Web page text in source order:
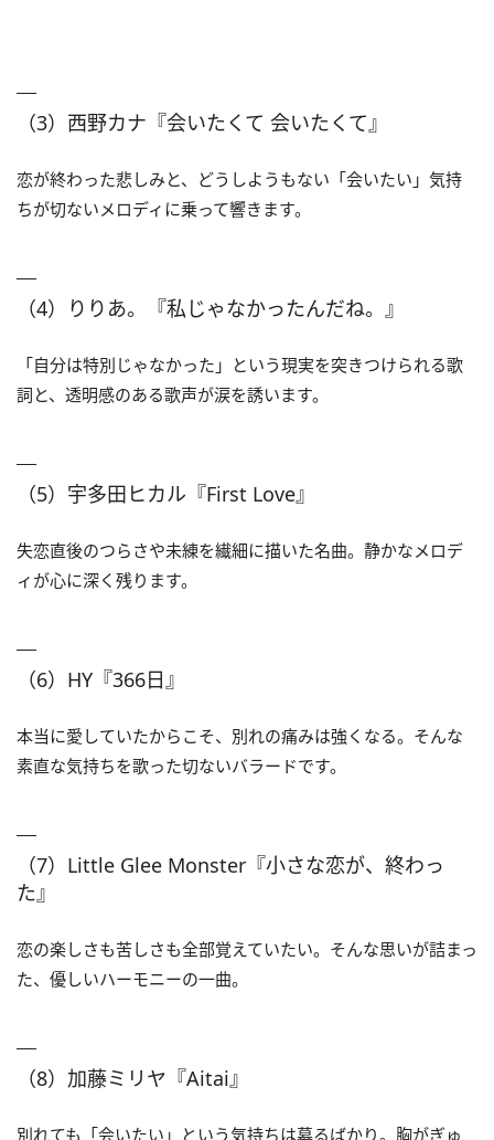
（3）西野カナ『会いたくて 会いたくて』
恋が終わった悲しみと、どうしようもない「会いたい」気持
ちが切ないメロディに乗って響きます。
（4）りりあ。『私じゃなかったんだね。』
「自分は特別じゃなかった」という現実を突きつけられる歌
詞と、透明感のある歌声が涙を誘います。
（5）宇多田ヒカル『First Love』
失恋直後のつらさや未練を繊細に描いた名曲。静かなメロデ
ィが心に深く残ります。
（6）HY『366日』
本当に愛していたからこそ、別れの痛みは強くなる。そんな
素直な気持ちを歌った切ないバラードです。
（7）Little Glee Monster『小さな恋が、終わっ
た』
恋の楽しさも苦しさも全部覚えていたい。そんな思いが詰まっ
た、優しいハーモニーの一曲。
（8）加藤ミリヤ『Aitai』
別れても「会いたい」という気持ちは募るばかり。胸がぎゅ